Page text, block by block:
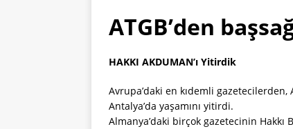
ATGB’den
HAKKI AKDUMAN’ı Yitirdik
Avrupa’daki en kıdemli
Antalya’da yaşamını yitirdi.
Almanya’daki birçok gazetecinin Hakkı